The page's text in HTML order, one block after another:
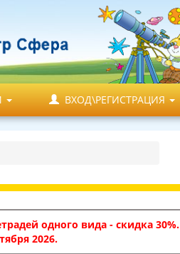
ВХОД\РЕГИСТРАЦИЯ
одного вида - скидка 30%.
2026.